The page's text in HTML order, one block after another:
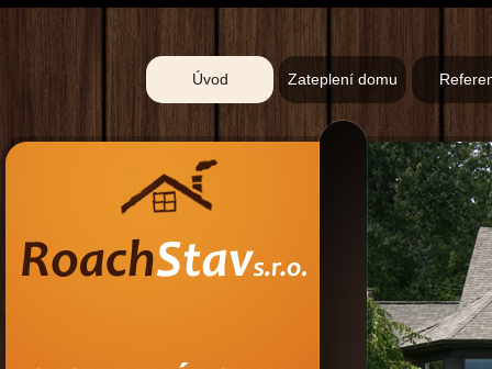
Úvod Zateplení domu